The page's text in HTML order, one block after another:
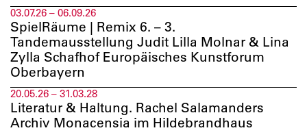
03.07.26 – 06.09.26
SpielRäume | Remix 6. – 3.
Tandemausstellung Judit Lilla Molnar & Lina
Zylla Schafhof Europäisches Kunstforum
Oberbayern
20.05.26 – 31.03.28
Literatur & Haltung. Rachel Salamanders
Archiv Monacensia im Hildebrandhaus